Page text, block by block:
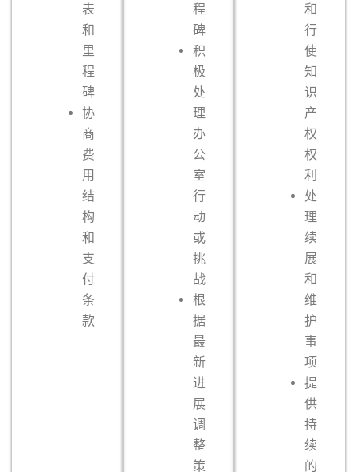
表
和
里
程
碑
协
商
费
用
结
构
和
支
付
条
款
程
碑
积
极
处
理
办
公
室
行
动
或
挑
战
根
据
最
新
进
展
调
整
策
和
行
使
知
识
产
权
权
利
处
理
续
展
和
维
护
事
项
提
供
持
续
的